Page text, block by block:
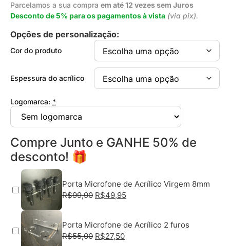
Parcelamos a sua compra em até 12 vezes sem Juros
Desconto de 5% para os pagamentos à vista (via pix).
Opções de personalização:
Cor do produto
Espessura do acrílico
Logomarca: *
Compre Junto e GANHE 50% de
desconto! 🎁
Porta Microfone de Acrílico Virgem 8mm
R$99,90 R$49,95
Porta Microfone de Acrílico 2 furos
R$55,00 R$27,50